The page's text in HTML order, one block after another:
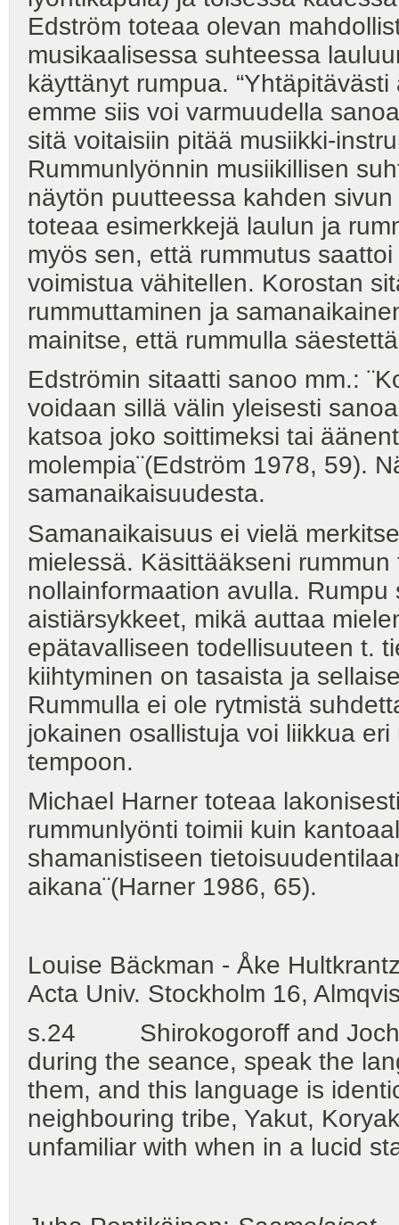
Edström toteaa olevan
musikaalisessa suhteessa
käyttänyt rumpua.
emme siis voi varmuudella
sitä voitaisiin pitää musiikki-
Rummunlyönnin musiikillisen
näytön puutteessa kahden
toteaa esimerkkejä laulun ja
myös sen, että rummutus
voimistua vähitellen. Korostan
rummuttaminen ja
mainitse, että rummulla
Edströmin sitaatti sanoo mm.:
voidaan sillä välin yleisesti
katsoa joko soittimeksi tai
molempia¨(Edström 1978, 59).
samanaikaisuudesta.
Samanaikaisuus ei vielä
mielessä. Käsittääkseni
nollainformaation avulla.
aistiärsykkeet, mikä auttaa
epätavalliseen todellisuuteen t.
kiihtyminen on tasaista ja
Rummulla ei ole rytmistä
jokainen osallistuja voi liikkua
tempoon.
Michael Harner toteaa
rummunlyönti toimii kuin
shamanistiseen
aikana¨(Harner 1986, 65).
Louise Bäckman - Åke
Acta Univ. Stockholm 16,
s.24 Shirokogoroff and
during the seance, speak the
them, and this language is
neighbouring tribe, Yakut,
unfamiliar with when in a lucid